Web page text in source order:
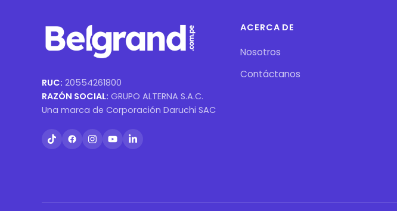
RUC: 20554261800
RAZÓN SOCIAL: GRUPO ALTERNA S.A.C.
Una marca de Corporación Daruchi SAC
ACERCA DE
Nosotros
Contáctanos